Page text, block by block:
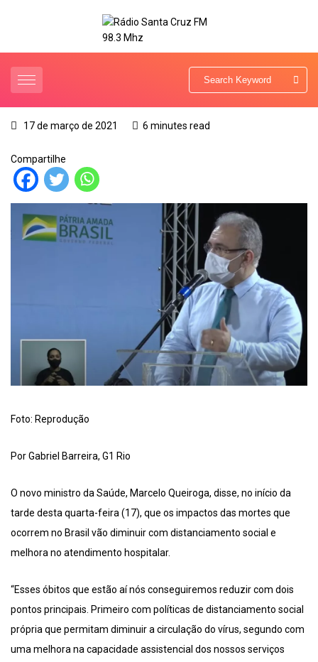
17 de março de 2021 6 minutes read
Compartilhe
Foto: Reprodução
Por Gabriel Barreira, G1 Rio
O novo ministro da Saúde, Marcelo Queiroga, disse, no início da
tarde desta quarta-feira (17), que os impactos das mortes que
ocorrem no Brasil vão diminuir com distanciamento social e
melhora no atendimento hospitalar.
“Esses óbitos que estão aí nós conseguiremos reduzir com dois
pontos principais. Primeiro com políticas de distanciamento social
própria que permitam diminuir a circulação do vírus, segundo com
uma melhora na capacidade assistencial dos nossos serviços